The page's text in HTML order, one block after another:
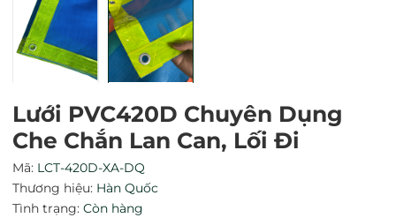
Lưới PVC420D Chuyên Dụng
Che Chắn Lan Can, Lối Đi
Mã: LCT-420D-XA-DQ
Thương hiệu: Hàn Quốc
Tình trạng: Còn hàng
Điều kiện: